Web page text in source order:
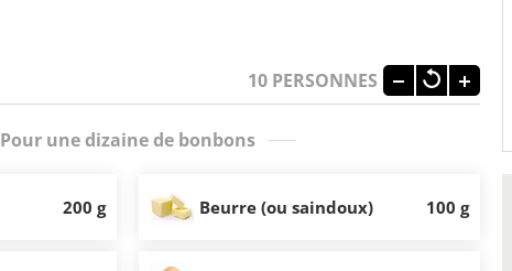
10 PERSONNES
Pour une dizaine de bonbons
200 g Beurre (ou saindoux) 100 g